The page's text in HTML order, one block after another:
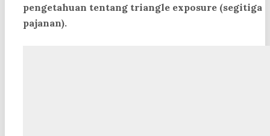
pengetahuan tentang triangle exposure (segitiga
pajanan).